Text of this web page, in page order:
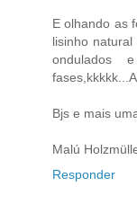
E olhando as
lisinho
ondulados
Bjs e mais
Malú
Responder